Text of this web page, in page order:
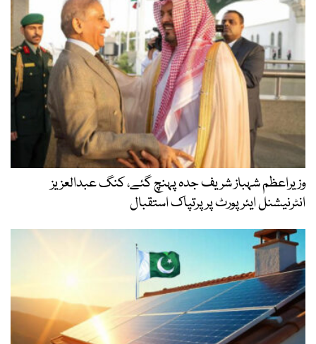
وزیراعظم شہباز شریف جدہ پہنچ گئے، کنگ عبدالعزیز
انٹرنیشنل ایئر پورٹ پر پرتپاک استقبال